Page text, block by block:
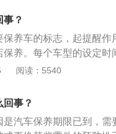
标志消失。汽车仪表盘
去做保养。小扳手报警
保养提醒功能，保养
事？
养车的标志，起提醒作
养。每个车型的设定时
要重新设置一下，需要
般可以用2万公里，
片能用3到4万公里，原
花塞能用2万到3万公里
阅读：5540
事？
汽车保养期限已到，需